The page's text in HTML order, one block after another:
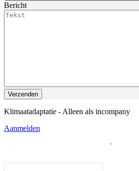
Bericht
Klimaatadaptatie - Alleen als incompany
Aanmelden